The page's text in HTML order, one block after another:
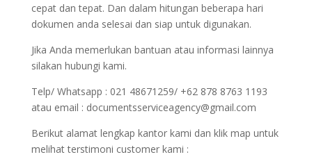
cepat dan tepat. Dan dalam hitungan beberapa hari
dokumen anda selesai dan siap untuk digunakan.
Jika Anda memerlukan bantuan atau informasi lainnya
silakan hubungi kami.
Telp/ Whatsapp : 021 48671259/ +62 878 8763 1193
atau email : documentsserviceagency@gmail.com
Berikut alamat lengkap kantor kami dan klik map untuk
melihat terstimoni customer kami :